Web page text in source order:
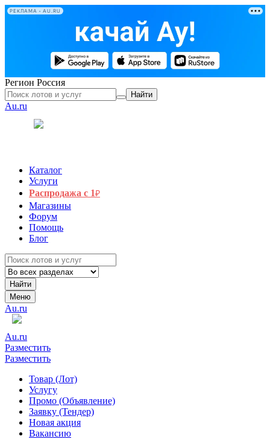
РЕКЛАМА • AU.RU
Регион Россия
Найти
Au.ru
Каталог
Услуги
Распродажа с 1₽
Магазины
Форум
Помощь
Блог
Найти
Меню
Au.ru
Au.ru
Разместить
Разместить
Товар (Лот)
Услугу
Промо (Объявление)
Заявку (Тендер)
Новая акция
Вакансию